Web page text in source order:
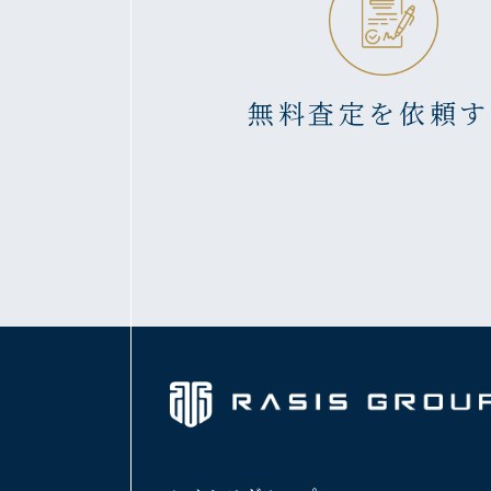
無料査定を依頼